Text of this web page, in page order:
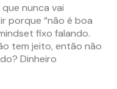
nunca vai
porque “não é boa
fixo falando.
tem jeito, então não
Dinheiro